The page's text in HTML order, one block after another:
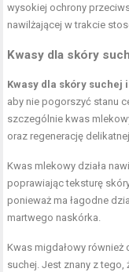
wysokiej ochrony
nawilżającej w trakcie
Kwasy dla skóry
Kwasy dla skóry suchej
aby nie pogorszyć stanu
szczególnie kwas
oraz regenerację
Kwas mlekowy działa
poprawiając teksturę
ponieważ ma łagodne
martwego naskórka.
Kwas migdałowy
suchej. Jest znany z tego,